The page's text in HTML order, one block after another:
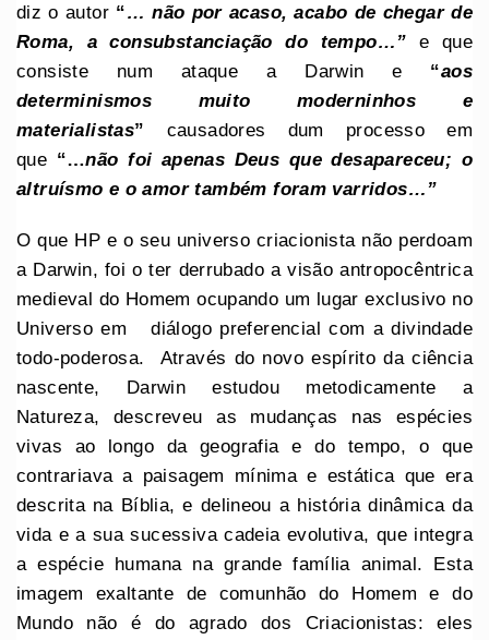
diz o autor “… não por acaso, acabo de chegar de
Roma, a consubstanciação do tempo…”
e que
consiste num ataque a Darwin e “aos
determinismos muito moderninhos e
materialistas” causadores dum processo em
que “…não foi apenas Deus que desapareceu; o
altruísmo e o amor também foram varridos…”
O que HP e o seu universo criacionista não perdoam
a Darwin, foi o ter derrubado a visão antropocêntrica
medieval do Homem ocupando um lugar exclusivo no
Universo em diálogo preferencial com a divindade
todo-poderosa. Através do novo espírito da ciência
nascente, Darwin estudou metodicamente a
Natureza, descreveu as mudanças nas espécies
vivas ao longo da geografia e do tempo, o que
contrariava a paisagem mínima e estática que era
descrita na Bíblia, e delineou a história dinâmica da
vida e a sua sucessiva cadeia evolutiva, que integra
a espécie humana na grande família animal. Esta
imagem exaltante de comunhão do Homem e do
Mundo não é do agrado dos Criacionistas: eles